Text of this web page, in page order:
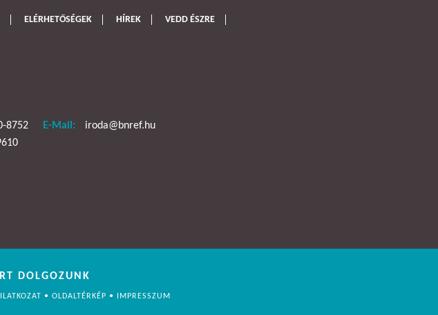
ELÉRHETŐSÉGEK HÍREK VEDD ÉSZRE
8752
E-Mail: iroda@bnref.hu
DOLGOZUNK
• OLDALTÉRKÉP • IMPRESSZUM